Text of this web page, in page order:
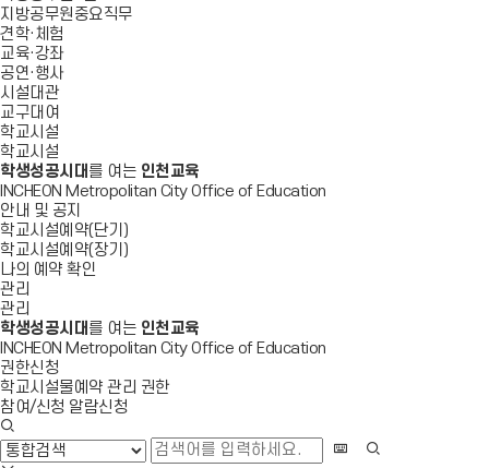
지방공무원중요직무
견학·체험
교육·강좌
공연·행사
시설대관
교구대여
학교시설
학교시설
학생성공시대 를 여는 인천교육
INCHEON Metropolitan City Office of Education
안내 및 공지
학교시설예약(단기)
학교시설예약(장기)
나의 예약 확인
관리
관리
학생성공시대 를 여는 인천교육
INCHEON Metropolitan City Office of Education
권한신청
학교시설물예약 관리 권한
참여/신청 알람신청
검
색
검